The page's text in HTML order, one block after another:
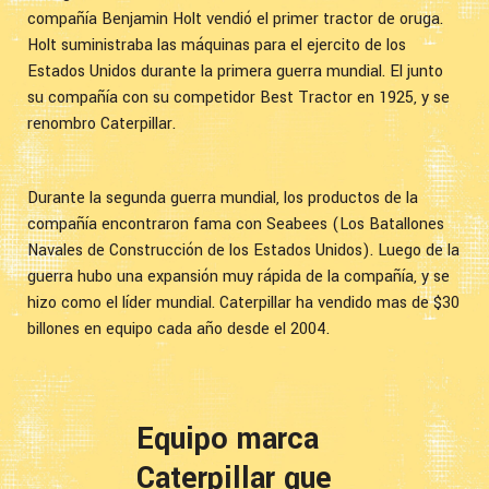
compañía Benjamin Holt vendió el primer tractor de oruga.
Holt suministraba las máquinas para el ejercito de los
Estados Unidos durante la primera guerra mundial. El junto
su compañía con su competidor Best Tractor en 1925, y se
renombro Caterpillar.
Durante la segunda guerra mundial, los productos de la
compañía encontraron fama con Seabees (Los Batallones
Navales de Construcción de los Estados Unidos). Luego de la
guerra hubo una expansión muy rápida de la compañía, y se
hizo como el líder mundial. Caterpillar ha vendido mas de $30
billones en equipo cada año desde el 2004.
Equipo marca
Caterpillar que